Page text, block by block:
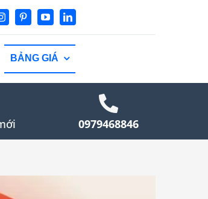
BẢNG GIÁ
0979468846